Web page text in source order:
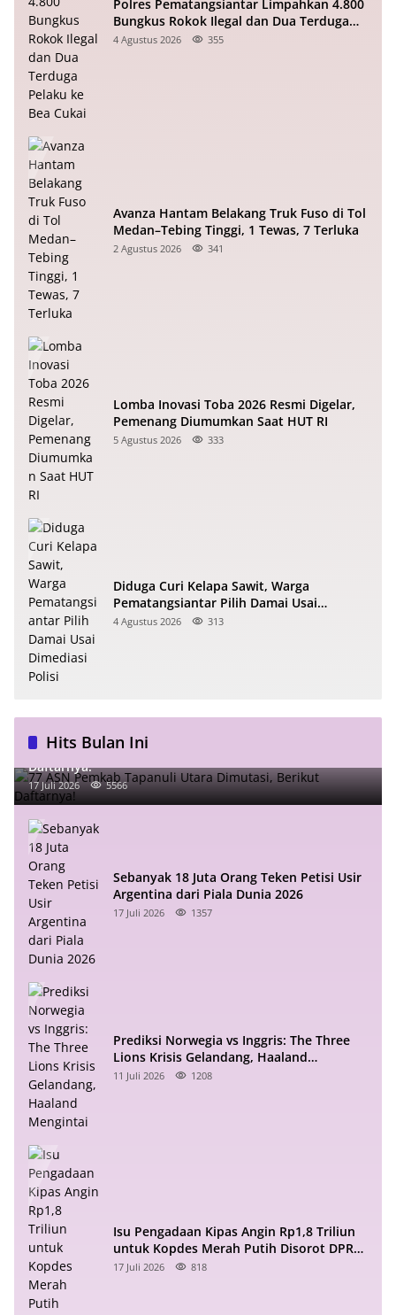
Polres Pematangsiantar Limpahkan 4.800
Bungkus Rokok Ilegal dan Dua Terduga
Pelaku ke Bea Cukai
4 Agustus 2026 355
Avanza Hantam Belakang Truk Fuso di Tol
Medan–Tebing Tinggi, 1 Tewas, 7 Terluka
2 Agustus 2026 341
Lomba Inovasi Toba 2026 Resmi Digelar,
Pemenang Diumumkan Saat HUT RI
5 Agustus 2026 333
Diduga Curi Kelapa Sawit, Warga
Pematangsiantar Pilih Damai Usai
Dimediasi Polisi
4 Agustus 2026 313
Hits Bulan Ini
77 ASN Pemkab Tapanuli Utara Dimutasi, Berikut
Daftarnya!
17 Juli 2026 5566
Sebanyak 18 Juta Orang Teken Petisi Usir
Argentina dari Piala Dunia 2026
17 Juli 2026 1357
Prediksi Norwegia vs Inggris: The Three
Lions Krisis Gelandang, Haaland
Mengintai
11 Juli 2026 1208
Isu Pengadaan Kipas Angin Rp1,8 Triliun
untuk Kopdes Merah Putih Disorot DPR
RI
17 Juli 2026 818